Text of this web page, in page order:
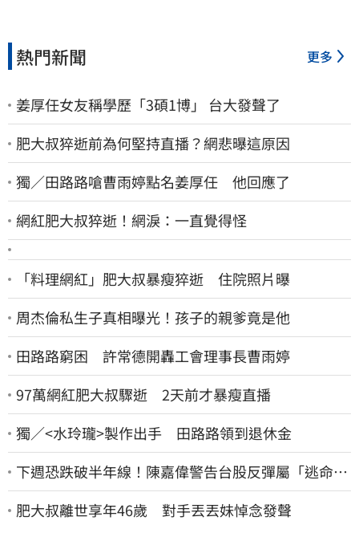
熱門新聞 更多
姜厚任女友稱學歷「3碩1博」 台大發聲了
肥大叔猝逝前為何堅持直播？網悲曝這原因
獨／田路路嗆曹雨婷點名姜厚任 他回應了
網紅肥大叔猝逝！網淚：一直覺得怪
「料理網紅」肥大叔暴瘦猝逝 住院照片曝
周杰倫私生子真相曝光！孩子的親爹竟是他
田路路窮困 許常德開轟工會理事長曹雨婷
97萬網紅肥大叔驟逝 2天前才暴瘦直播
獨／<水玲瓏>製作出手 田路路領到退休金
下週恐跌破半年線！陳嘉偉警告台股反彈屬「逃命
波」：空頭大屠殺剛開始
肥大叔離世享年46歲 對手丟丟妹悼念發聲